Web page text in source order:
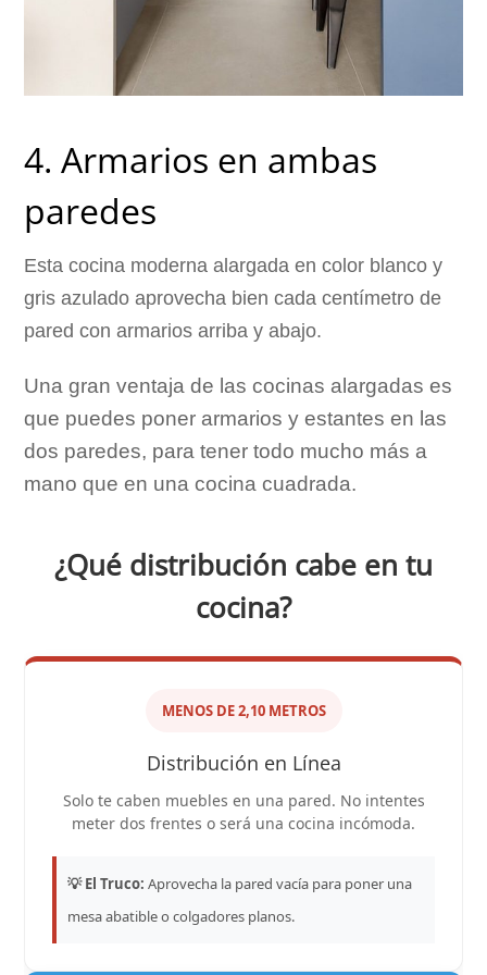
4. Armarios en ambas
paredes
Esta cocina moderna alargada en color blanco y
gris azulado aprovecha bien cada centímetro de
pared con armarios arriba y abajo.
Una gran ventaja de las cocinas alargadas es
que puedes poner armarios y estantes en las
dos paredes, para tener todo mucho más a
mano que en una cocina cuadrada.
¿Qué distribución cabe en tu
cocina?
MENOS DE 2,10 METROS
Distribución en Línea
Solo te caben muebles en una pared. No intentes
meter dos frentes o será una cocina incómoda.
💡 El Truco: Aprovecha la pared vacía para poner una
mesa abatible o colgadores planos.